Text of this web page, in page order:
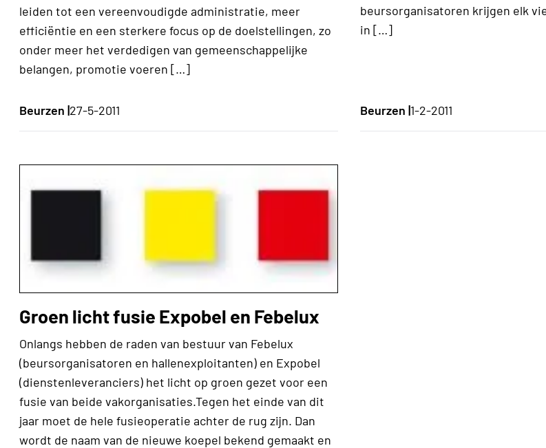
leiden tot een vereenvoudigde administratie, meer
efficiëntie en een sterkere focus op de doelstellingen, zo
onder meer het verdedigen van gemeenschappelijke
belangen, promotie voeren […]
Beurzen |27-5-2011
beursorganisatoren krijgen elk
in […]
Beurzen |1-2-2011
Groen licht fusie Expobel en Febelux
Onlangs hebben de raden van bestuur van Febelux
(beursorganisatoren en hallenexploitanten) en Expobel
(dienstenleveranciers) het licht op groen gezet voor een
fusie van beide vakorganisaties.Tegen het einde van dit
jaar moet de hele fusieoperatie achter de rug zijn. Dan
wordt de naam van de nieuwe koepel bekend gemaakt en